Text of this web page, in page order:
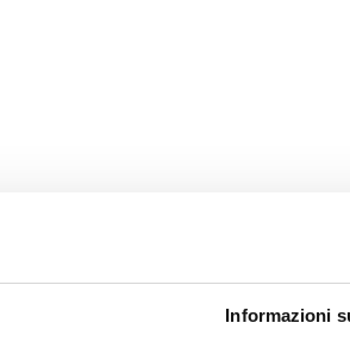
Informazioni